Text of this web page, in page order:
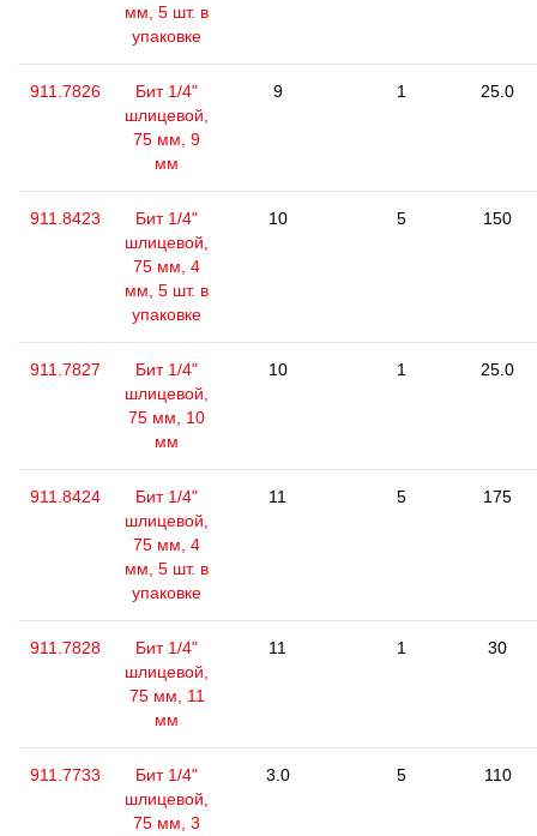
мм, 5 шт. в
упаковке
911.7826
Бит 1/4"
шлицевой,
75 мм, 9
мм
9 1 25.0
911.8423
Бит 1/4"
шлицевой,
75 мм, 4
мм, 5 шт. в
упаковке
10 5 150
911.7827
Бит 1/4"
шлицевой,
75 мм, 10
мм
10 1 25.0
911.8424
Бит 1/4"
шлицевой,
75 мм, 4
мм, 5 шт. в
упаковке
11 5 175
911.7828
Бит 1/4"
шлицевой,
75 мм, 11
мм
11 1 30
911.7733
Бит 1/4"
шлицевой,
75 мм, 3
3.0 5 110